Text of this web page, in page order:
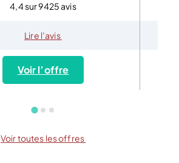
4,4 sur 9425 avis
Lire l’avis
Voir l’offre
Voir toutes les offres